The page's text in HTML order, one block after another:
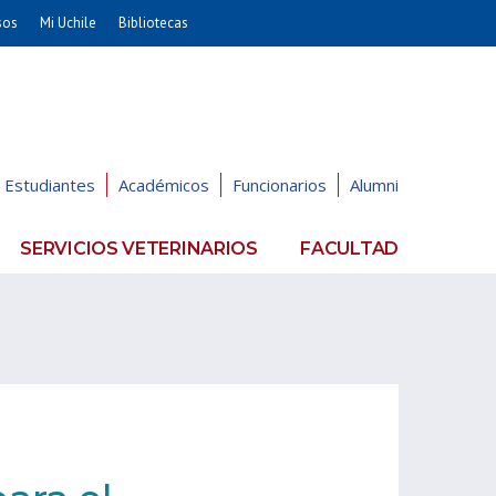
Cs. Sociales
Economía y Negocios
Mi Uchile Bibliotecas
Estudiantes Académicos Funcionarios Alumni
SERVICIOS VETERINARIOS FACULTAD